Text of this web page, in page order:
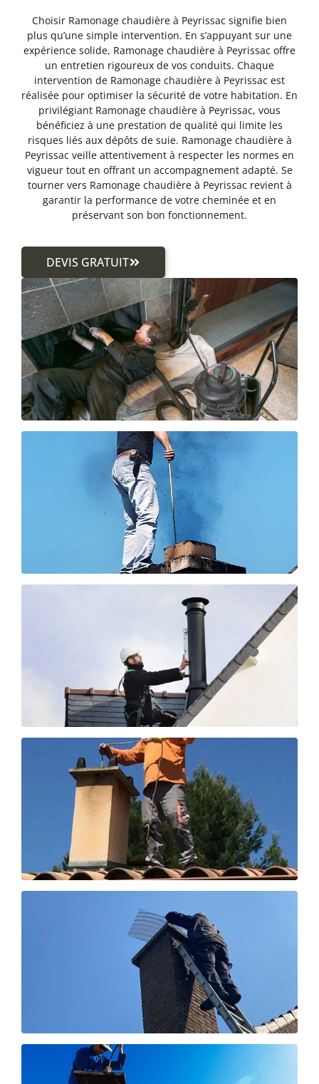
Choisir Ramonage chaudière à Peyrissac signifie bien
plus qu’une simple intervention. En s’appuyant sur une
expérience solide, Ramonage chaudière à Peyrissac offre
un entretien rigoureux de vos conduits. Chaque
intervention de Ramonage chaudière à Peyrissac est
réalisée pour optimiser la sécurité de votre habitation. En
privilégiant Ramonage chaudière à Peyrissac, vous
bénéficiez à une prestation de qualité qui limite les
risques liés aux dépôts de suie. Ramonage chaudière à
Peyrissac veille attentivement à respecter les normes en
vigueur tout en offrant un accompagnement adapté. Se
tourner vers Ramonage chaudière à Peyrissac revient à
garantir la performance de votre cheminée et en
préservant son bon fonctionnement.
DEVIS GRATUIT